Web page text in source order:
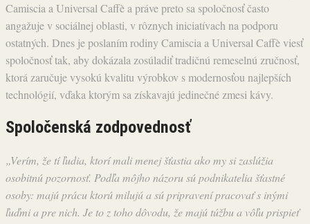
Camiscia a Universal Caffè a práve preto sa spoločnosť často
angažuje v sociálnej oblasti, v rôznych iniciatívach na podporu
ostatných. Dnes je poslaním rodiny Camiscia a Universal Caffè viesť
spoločnosť tak, aby dokázala zosúladiť tradičnú remeselnú zručnosť,
ktorá zaručuje vysokú kvalitu výrobkov s modernosťou najlepších
technológií, vďaka ktorým sa získavajú jedinečné zmesi kávy.
Spoločenská zodpovednosť
„Verím, že tí ľudia, ktorí mali menej šťastia ako my si zaslúžia
osobitnú pozornosť. Podľa môjho názoru sú podnikatelia šťastné
osoby: majú prácu ktorú milujú a sú pripravení pracovať s inými
ľuďmi a pre nich. Je to z toho dôvodu, že majú túžbu a vôľu prispieť